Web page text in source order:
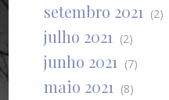
setembro 2021 (2)
julho 2021 (2)
junho 2021 (7)
maio 2021 (8)